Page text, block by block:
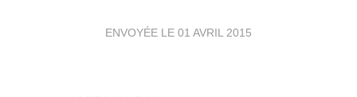
ENVOYÉE LE 01 AVRIL 2015